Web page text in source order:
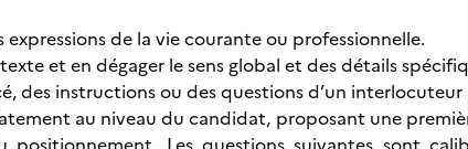
de la vie courante ou professionnelle.
et en dégager le sens global et des détails
des instructions ou des questions d’un
au niveau du candidat, proposant une